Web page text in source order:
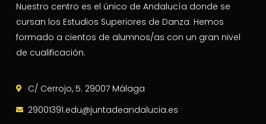
Nuestro centro es el único de Andalucía donde se
cursan los Estudios Superiores de Danza. Hemos
formado a cientos de alumnos/as con un gran nivel
de cualificación.
C/ Cerrojo, 5. 29007 Málaga
29001391.edu@juntadeandalucia.es